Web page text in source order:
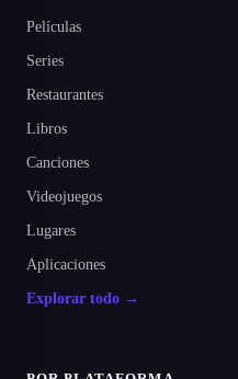
Películas
Series
Restaurantes
Libros
Canciones
Videojuegos
Lugares
Aplicaciones
Explorar todo →